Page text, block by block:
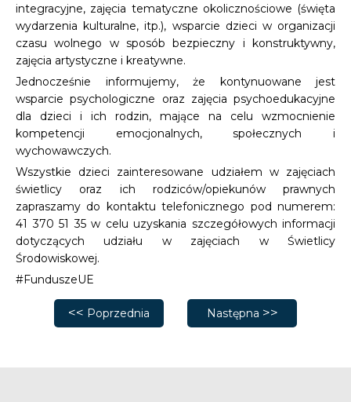
integracyjne, zajęcia tematyczne okolicznościowe (święta
wydarzenia kulturalne, itp.), wsparcie dzieci w organizacji
czasu wolnego w sposób bezpieczny i konstruktywny,
zajęcia artystyczne i kreatywne.
Jednocześnie informujemy, że kontynuowane jest
wsparcie psychologiczne oraz zajęcia psychoedukacyjne
dla dzieci i ich rodzin, mające na celu wzmocnienie
kompetencji emocjonalnych, społecznych i
wychowawczych.
Wszystkie dzieci zainteresowane udziałem w zajęciach
świetlicy oraz ich rodziców/opiekunów prawnych
zapraszamy do kontaktu telefonicznego pod numerem:
41 370 51 35 w celu uzyskania szczegółowych informacji
dotyczących udziału w zajęciach w Świetlicy
Środowiskowej.
#FunduszeUE
Poprzednia strona: Ogłoszenie o naborze
Poprzednia Następna strona: Projekt
Następna